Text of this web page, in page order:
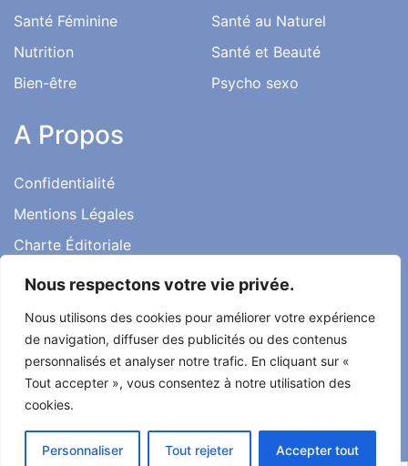
Nous respectons votre vie privée.
Nous utilisons des cookies pour améliorer votre expérience
de navigation, diffuser des publicités ou des contenus
personnalisés et analyser notre trafic. En cliquant sur «
Tout accepter », vous consentez à notre utilisation des
cookies.
Personnaliser Tout rejeter Accepter tout
Santé Féminine
Nutrition
Bien-être
Santé au Naturel
Santé et Beauté
Psycho sexo
A Propos
Confidentialité
Mentions Légales
Charte Éditoriale
Conditions d’utilisation
Témoignages
Tout droit réservé ma santé ma vie 2022
Développé parAlcomnet